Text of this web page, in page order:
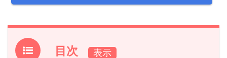
目次